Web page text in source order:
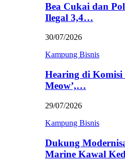
Bea Cukai dan
Ilegal 3,4…
30/07/2026
Kampung Bisnis
Hearing di
Meow’,…
29/07/2026
Kampung Bisnis
Dukung
Marine Kawal